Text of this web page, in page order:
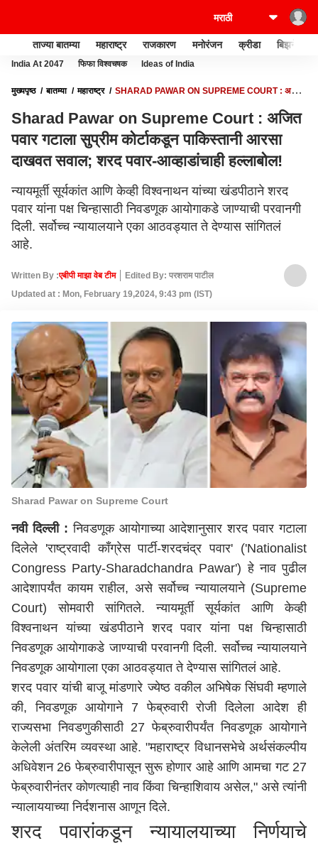
ताज्या बातम्या महाराष्ट्र राजकारण मनोरंजन क्रीडा बिझनेस
India At 2047 फिफा विश्वचषक Ideas of India
मुख्यपृष्ठ बातम्या महाराष्ट्र
SHARAD PAWAR ON SUPREME COURT : अजित
हल्लाबोल!
Sharad Pawar on Supreme Court : अजित
पवार गटाला सुप्रीम कोर्टाकडून पाकिस्तानी आरसा
दाखवत सवाल; शरद पवार-आव्हाडांचाही हल्लाबोल!
न्यायमूर्ती सूर्यकांत आणि केव्ही विश्वनाथन यांच्या खंडपीठाने शरद
पवार यांना पक्ष चिन्हासाठी निवडणूक आयोगाकडे जाण्याची परवानगी
दिली. सर्वोच्च न्यायालयाने एका आठवड्यात ते देण्यास सांगितलं
आहे.
Written By :एबीपी माझा वेब टीम
Edited By: परशराम पाटील
Updated at : Mon, February 19,2024, 9:43 pm (IST)
Sharad Pawar on Supreme Court
नवी दिल्ली: निवडणूक आयोगाच्या आदेशानुसार शरद पवार गटाला
दिलेले 'राष्ट्रवादी काँग्रेस पार्टी-शरदचंद्र पवार' ('Nationalist
Congress Party-Sharadchandra Pawar') हे नाव पुढील
आदेशापर्यंत कायम राहील, असे सर्वोच्च न्यायालयाने (Supreme
Court) सोमवारी सांगितले. न्यायमूर्ती सूर्यकांत आणि केव्ही
विश्वनाथन यांच्या खंडपीठाने शरद पवार यांना पक्ष चिन्हासाठी
निवडणूक आयोगाकडे जाण्याची परवानगी दिली. सर्वोच्च न्यायालयाने
निवडणूक आयोगाला एका आठवड्यात ते देण्यास सांगितलं आहे.
शरद पवार यांची बाजू मांडणारे ज्येष्ठ वकील अभिषेक सिंघवी म्हणाले
की, निवडणूक आयोगाने 7 फेब्रुवारी रोजी दिलेला आदेश ही
राज्यसभा निवडणुकीसाठी 27 फेब्रुवारीपर्यंत निवडणूक आयोगाने
केलेली अंतरिम व्यवस्था आहे. "महाराष्ट्र विधानसभेचे अर्थसंकल्पीय
अधिवेशन 26 फेब्रुवारीपासून सुरू होणार आहे आणि आमचा गट 27
फेब्रुवारीनंतर कोणत्याही नाव किंवा चिन्हाशिवाय असेल," असे त्यांनी
न्यालाययाच्या निर्दशनास आणून दिले.
शरद पवारांकडून न्यायालयाच्या निर्णयाचे